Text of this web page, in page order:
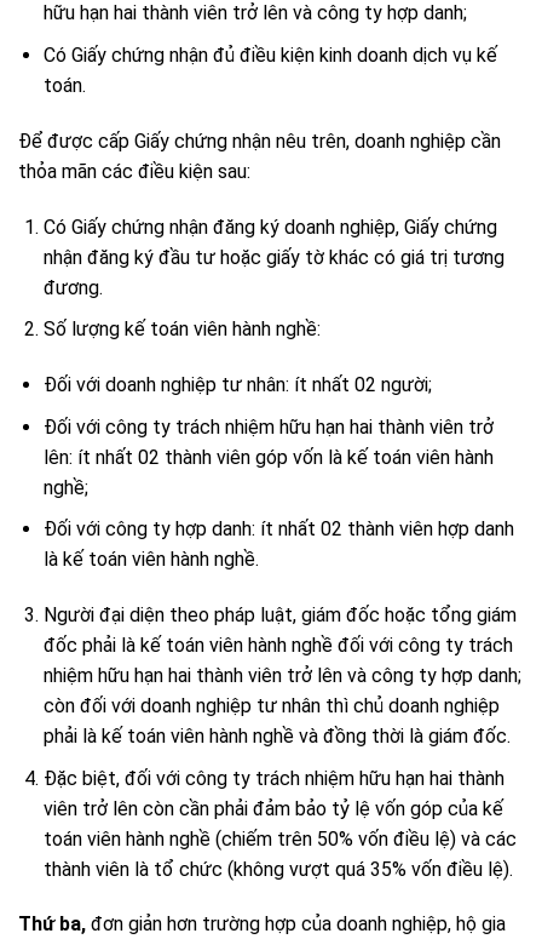
hữu hạn hai thành viên trở lên và công ty hợp danh;
Có Giấy chứng nhận đủ điều kiện kinh doanh dịch vụ kế
toán.
Để được cấp Giấy chứng nhận nêu trên, doanh nghiệp cần
thỏa mãn các điều kiện sau:
Có Giấy chứng nhận đăng ký doanh nghiệp, Giấy chứng
nhận đăng ký đầu tư hoặc giấy tờ khác có giá trị tương
đương.
Số lượng kế toán viên hành nghề:
Đối với doanh nghiệp tư nhân: ít nhất 02 người;
Đối với công ty trách nhiệm hữu hạn hai thành viên trở
lên: ít nhất 02 thành viên góp vốn là kế toán viên hành
nghề;
Đối với công ty hợp danh: ít nhất 02 thành viên hợp danh
là kế toán viên hành nghề.
Người đại diện theo pháp luật, giám đốc hoặc tổng giám
đốc phải là kế toán viên hành nghề đối với công ty trách
nhiệm hữu hạn hai thành viên trở lên và công ty hợp danh;
còn đối với doanh nghiệp tư nhân thì chủ doanh nghiệp
phải là kế toán viên hành nghề và đồng thời là giám đốc.
Đặc biệt, đối với công ty trách nhiệm hữu hạn hai thành
viên trở lên còn cần phải đảm bảo tỷ lệ vốn góp của kế
toán viên hành nghề (chiếm trên 50% vốn điều lệ) và các
thành viên là tổ chức (không vượt quá 35% vốn điều lệ).
Thứ ba, đơn giản hơn trường hợp của doanh nghiệp, hộ gia